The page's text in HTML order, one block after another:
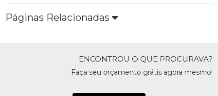
Páginas Relacionadas
ENCONTROU O QUE PROCURAVA?
Faça seu orçamento grátis agora mesmo!